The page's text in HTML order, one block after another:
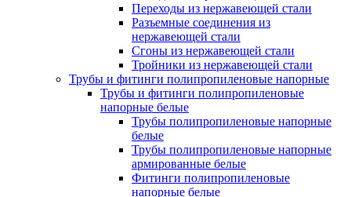
Переходы из нержавеющей стали
Разъемные соединения из
нержавеющей стали
Сгоны из нержавеющей стали
Тройники из нержавеющей стали
Трубы и фитинги полипропиленовые напорные
Трубы и фитинги полипропиленовые
напорные белые
Трубы полипропиленовые напорные
белые
Трубы полипропиленовые напорные
армированные белые
Фитинги полипропиленовые
напорные белые